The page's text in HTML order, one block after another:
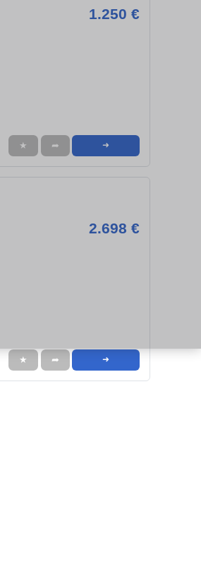
1.250 €
★ ➦ ➜
2.698 €
★ ➦ ➜